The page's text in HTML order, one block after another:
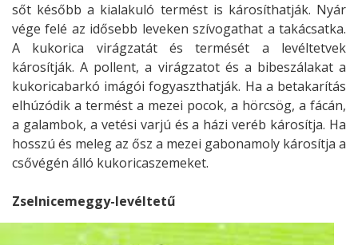
sőt később a kialakuló termést is károsíthatják. Nyár
vége felé az idősebb leveken szívogathat a takácsatka.
A kukorica virágzatát és termését a levéltetvek
károsítják. A pollent, a virágzatot és a bibeszálakat a
kukoricabarkó imágói fogyaszthatják. Ha a betakarítás
elhúzódik a termést a mezei pocok, a hörcsög, a fácán,
a galambok, a vetési varjú és a házi veréb károsítja. Ha
hosszú és meleg az ősz a mezei gabonamoly károsítja a
csővégén álló kukoricaszemeket.
Zselnicemeggy-levéltetű